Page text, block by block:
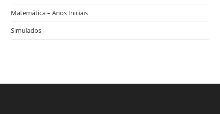
Matemática – Anos Iniciais
Simulados